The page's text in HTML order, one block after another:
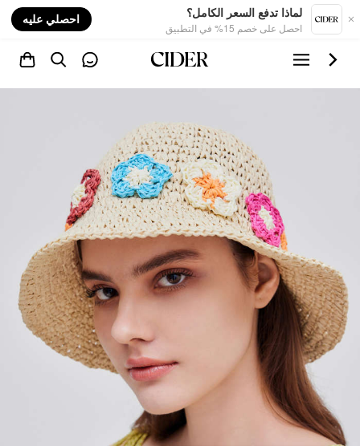
لماذا تدفع السعر الكامل؟
احصل على خصم 15% في التطبيق
احصلي عليه